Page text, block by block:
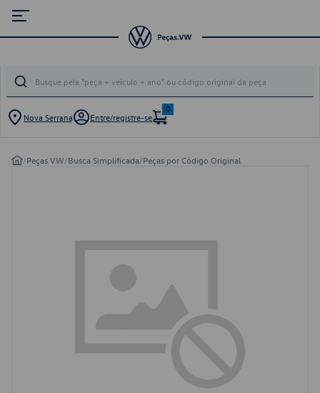
Nova Serrana Entre/registre-se
0
/Peças VW/Busca Simplificada/Peças por Código Original